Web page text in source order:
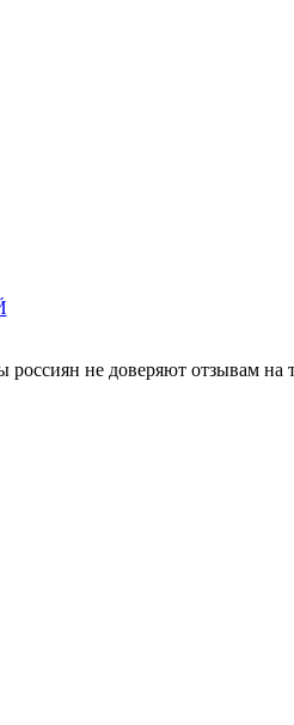
россиян не доверяют отзывам на